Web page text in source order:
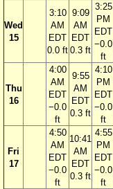
Wed
15
3:10
AM
EDT
0.0 ft
9:09
AM
EDT
0.3 ft
3:25
PM
EDT
−0.0
ft
Thu
16
4:00
AM
EDT
−0.0
ft
9:55
AM
EDT
0.3 ft
4:10
PM
EDT
−0.0
ft
Fri
17
4:50
AM
EDT
−0.0
ft
10:41
AM
EDT
0.3 ft
4:55
PM
EDT
−0.0
ft